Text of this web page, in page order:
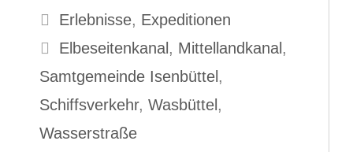
Kategorien
Erlebnisse, Expeditionen
Schlagwörter
Elbeseitenkanal , Mittellandkanal ,
Samtgemeinde Isenbüttel ,
Schiffsverkehr, Wasbüttel ,
Wasserstraße